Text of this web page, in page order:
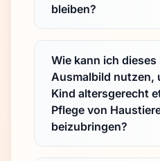
bleiben?
Wie kann ich dieses
Ausmalbild nutzen,
Kind altersgerecht
Pflege von
beizubringen?